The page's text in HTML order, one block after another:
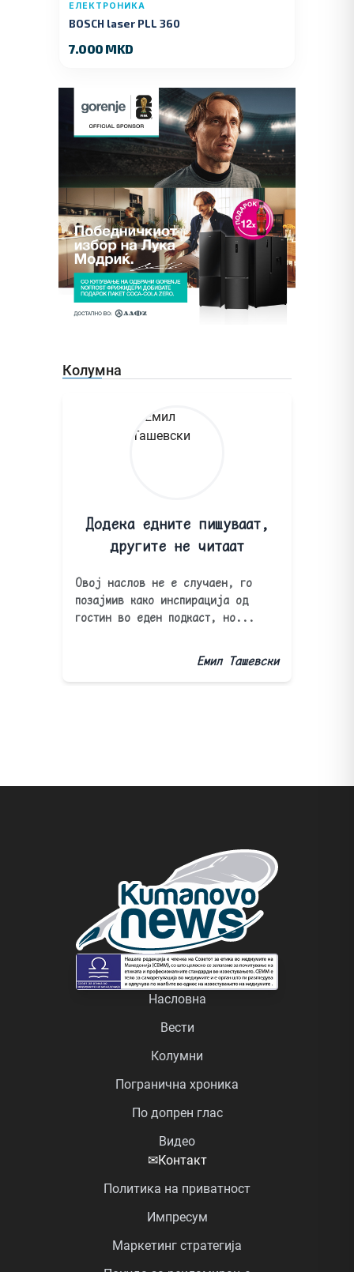
ЕЛЕКТРОНИКА
BOSCH laser PLL 360
7.000 MKD
Колумна
Додека едните пишуваат,
другите не читаат
Овој наслов не е случаен, го
позајмив како инспирација од
гостин во еден подкаст, но...
Емил Ташевски
Насловна
Вести
Колумни
Погранична хроника
По допрен глас
Видео
✉Контакт
Политика на приватност
Импресум
Маркетинг стратегија